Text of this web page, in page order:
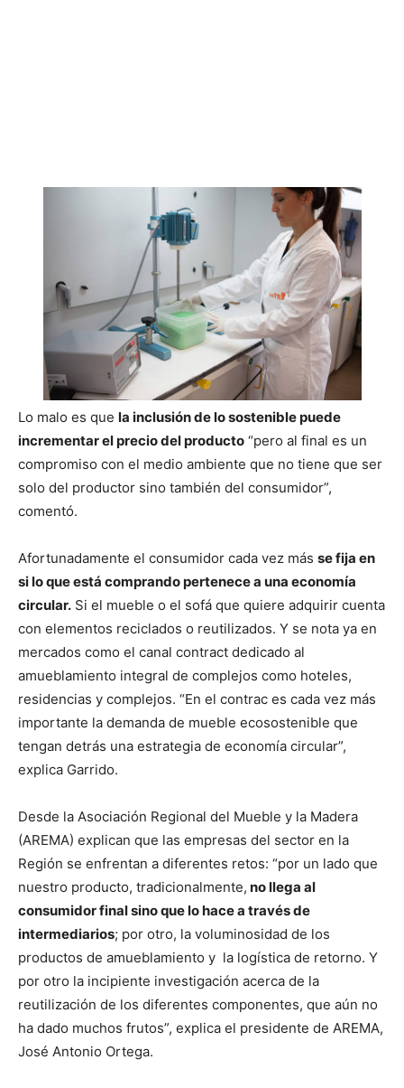
Lo malo es que la inclusión de lo sostenible puede
incrementar el precio del producto “pero al final es un
compromiso con el medio ambiente que no tiene que ser
solo del productor sino también del consumidor”,
comentó.
Afortunadamente el consumidor cada vez más se fija en
si lo que está comprando pertenece a una economía
circular. Si el mueble o el sofá que quiere adquirir cuenta
con elementos reciclados o reutilizados. Y se nota ya en
mercados como el canal contract dedicado al
amueblamiento integral de complejos como hoteles,
residencias y complejos. “En el contrac es cada vez más
importante la demanda de mueble ecosostenible que
tengan detrás una estrategia de economía circular”,
explica Garrido.
Desde la Asociación Regional del Mueble y la Madera
(AREMA) explican que las empresas del sector en la
Región se enfrentan a diferentes retos: “por un lado que
nuestro producto, tradicionalmente, no llega al
consumidor final sino que lo hace a través de
intermediarios; por otro, la voluminosidad de los
productos de amueblamiento y la logística de retorno. Y
por otro la incipiente investigación acerca de la
reutilización de los diferentes componentes, que aún no
ha dado muchos frutos”, explica el presidente de AREMA,
José Antonio Ortega.